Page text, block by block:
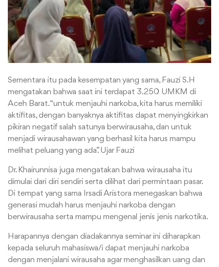
Sementara itu pada kesempatan yang sama, Fauzi S.H
mengatakan bahwa saat ini terdapat 3.250 UMKM di
Aceh Barat. “untuk menjauhi narkoba, kita harus memiliki
aktifitas, dengan banyaknya aktifitas dapat menyingkirkan
pikiran negatif salah satunya berwirausaha, dan untuk
menjadi wirausahawan yang berhasil kita harus mampu
melihat peluang yang ada”. Ujar Fauzi
Dr. Khairunnisa juga mengatakan bahwa wirausaha itu
dimulai dari diri sendiri serta dilihat dari permintaan pasar.
Di tempat yang sama Irsadi Aristora menegaskan bahwa
generasi mudah harus menjauhi narkoba dengan
berwirausaha serta mampu mengenal jenis jenis narkotika.
Harapannya dengan diadakannya seminar ini diharapkan
kepada seluruh mahasiswa/i dapat menjauhi narkoba
dengan menjalani wirausaha agar menghasilkan uang dan